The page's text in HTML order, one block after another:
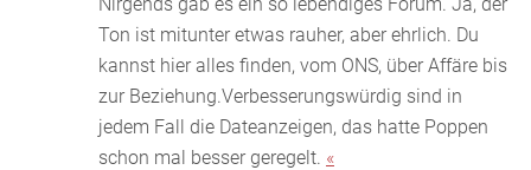
Ton ist mitunter etwas rauher, aber ehrlich. Du
kannst hier alles finden, vom ONS, über Affäre bis
zur Beziehung.Verbesserungswürdig sind in
jedem Fall die Dateanzeigen, das hatte Poppen
schon mal besser geregelt. «